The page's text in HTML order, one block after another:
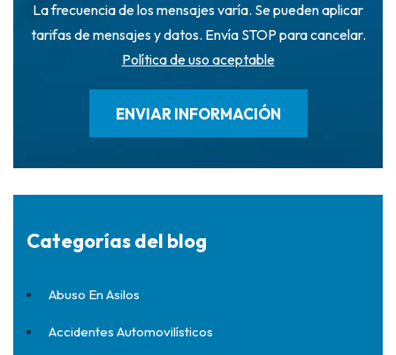
La frecuencia de los mensajes varía. Se pueden aplicar
tarifas de mensajes y datos. Envía STOP para cancelar.
Política de uso aceptable
Categorías del blog
Abuso En Asilos
Accidentes Automovilísticos